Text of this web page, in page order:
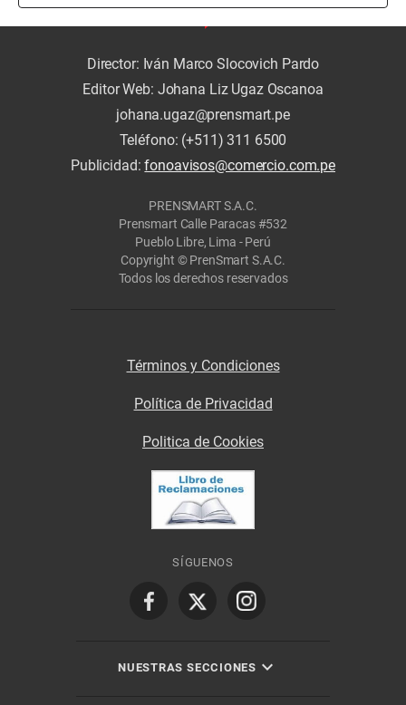
Director: Iván Marco Slocovich Pardo
Editor Web: Johana Liz Ugaz Oscanoa
johana.ugaz@prensmart.pe
Teléfono: (+511) 311 6500
Publicidad:fonoavisos@comercio.com.pe
PRENSMART S.A.C.
Prensmart Calle Paracas #532
Pueblo Libre, Lima - Perú
Copyright © PrenSmart S.A.C.
Todos los derechos reservados
Términos y Condiciones
Política de Privacidad
Politica de Cookies
SÍGUENOS
NUESTRAS SECCIONES